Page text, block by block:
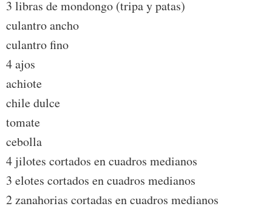
3 libras de mondongo (tripa y patas)
culantro ancho
culantro fino
4 ajos
achiote
chile dulce
tomate
cebolla
4 jilotes cortados en cuadros medianos
3 elotes cortados en cuadros medianos
2 zanahorias cortadas en cuadros medianos